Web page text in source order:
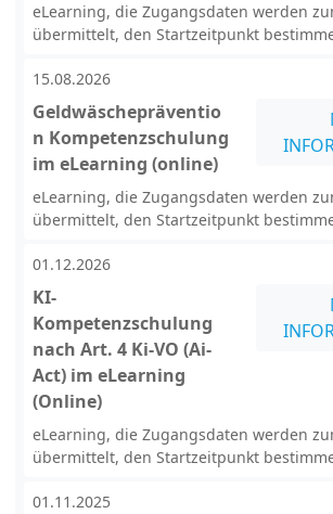
eLearning, die Zugangsdaten werden
übermittelt, den Startzeitpunkt
15.08.2026
Geldwäschepräventio
n Kompetenzschulung
im eLearning (online)
eLearning, die Zugangsdaten werden
übermittelt, den Startzeitpunkt
01.12.2026
KI-
Kompetenzschulung
nach Art. 4 Ki-VO (Ai-
Act) im eLearning
(Online)
eLearning, die Zugangsdaten werden
übermittelt, den Startzeitpunkt
01.11.2025